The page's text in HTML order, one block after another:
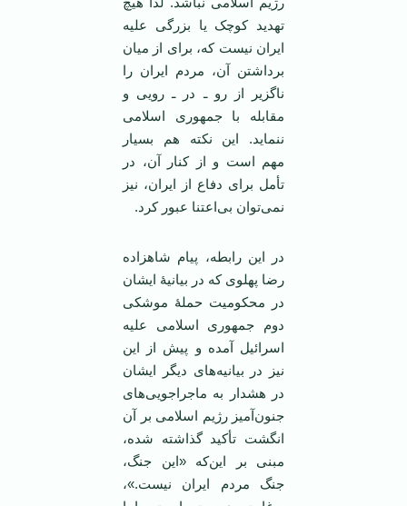
تهدید کوچک یا بزرگی علیه
ایران نیست که، برای از میان
برداشتن آن، مردم ایران را
ناگزیر از رو ـ در ـ رویی و
مقابله با جمهوری اسلامی
ننماید. این‌ نکته هم بسیار
مهم است و از کنار آن، در
تأمل برای دفاع از ایران، نیز
نمی‌توان بی‌اعتنا عبور کرد.
در این رابطه، پیام شاهزاده
رضا پهلوی که در بیانیۀ ایشان
در محکومیت حملۀ موشکی
دوم جمهوری اسلامی علیه
اسرائیل آمده و پیش از این
نیز در بیانیه‌های دیگر ایشان
در هشدار به ماجراجویی‌های
جنون‌آمیز رژیم اسلامی بر آن
انگشت تأکید گذاشته شده،
مبنی بر این‌که «این جنگ،
جنگ مردم ایران نیست.»،